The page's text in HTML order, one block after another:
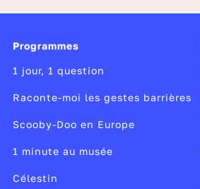
Programmes
1 jour, 1 question
Raconte-moi les gestes barrières
Scooby-Doo en Europe
1 minute au musée
Célestin